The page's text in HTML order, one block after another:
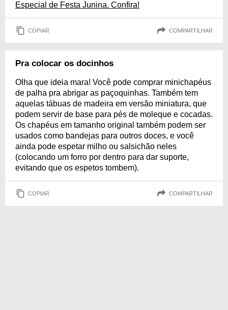
Especial de Festa Junina. Confira!
COPIAR COMPARTILHAR
Pra colocar os docinhos
Olha que ideia mara! Você pode comprar minichapéus
de palha pra abrigar as paçoquinhas. Também tem
aquelas tábuas de madeira em versão miniatura, que
podem servir de base para pés de moleque e cocadas.
Os chapéus em tamanho original também podem ser
usados como bandejas para outros doces, e você
ainda pode espetar milho ou salsichão neles
(colocando um forro por dentro para dar suporte,
evitando que os espetos tombem).
COPIAR COMPARTILHAR